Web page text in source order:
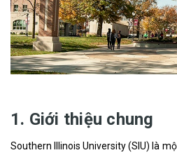
1. Giới thiệu chung
Southern Illinois University (SIU) là